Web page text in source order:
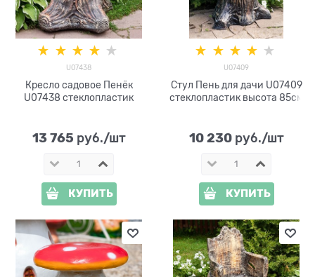
U07438
Кресло садовое Пенёк
U07438 стеклопластик
13 765 руб./шт
КУПИТЬ
U07409
Стул Пень для дачи U07409
стеклопластик высота 85см
10 230 руб./шт
КУПИТЬ